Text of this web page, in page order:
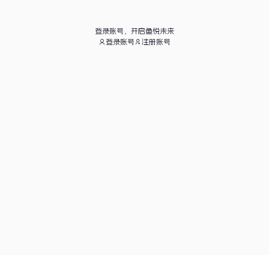
登录账号，开启鱼悦未来
登录账号
注册账号